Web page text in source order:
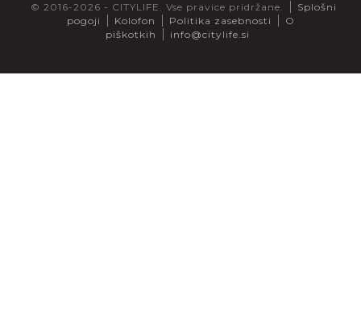
© 2016-2026 - CITYLIFE. Vse pravice pridržane.
Splošni
pogoji
Kolofon Politika zasebnosti
O
piškotkih
info@citylife.si